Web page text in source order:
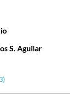
S. Aguilar